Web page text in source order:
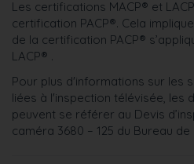
Les certifications MACP® et
certification PACP®. Cela
de la certification PACP®
LACP® .
Pour plus d'informations sur les
liées à l'inspection télévisée, les
peuvent se référer au Devis
caméra 3680 – 125 du Bureau